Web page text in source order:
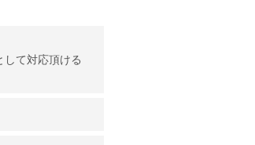
て対応頂ける